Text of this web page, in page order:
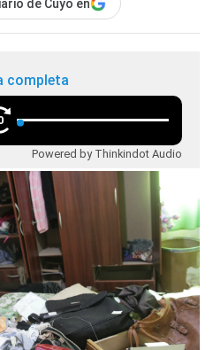
de Cuyo en
completa
Powered by Thinkindot Audio